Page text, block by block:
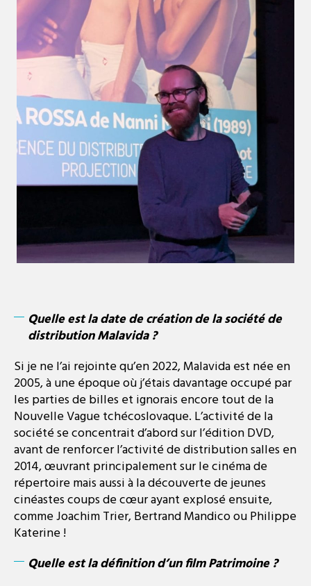
Quelle est la date de création de la société de
distribution Malavida ?
Si je ne l’ai rejointe qu’en 2022, Malavida est née en
2005, à une époque où j’étais davantage occupé par
les parties de billes et ignorais encore tout de la
Nouvelle Vague tchécoslovaque. L’activité de la
société se concentrait d’abord sur l’édition DVD,
avant de renforcer l’activité de distribution salles en
2014, œuvrant principalement sur le cinéma de
répertoire mais aussi à la découverte de jeunes
cinéastes coups de cœur ayant explosé ensuite,
comme Joachim Trier, Bertrand Mandico ou Philippe
Katerine !
Quelle est la définition d’un film Patrimoine ?